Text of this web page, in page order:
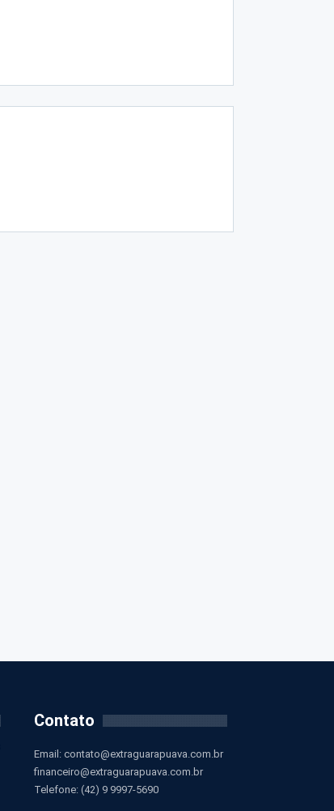
Contato
Email: contato@extraguarapuava.com.br
financeiro@extraguarapuava.com.br
Telefone: (42) 9 9997-5690